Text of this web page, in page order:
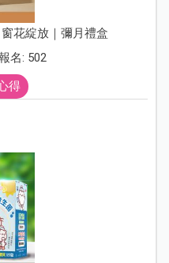
花綻放｜彌月禮盒
名: 502
得